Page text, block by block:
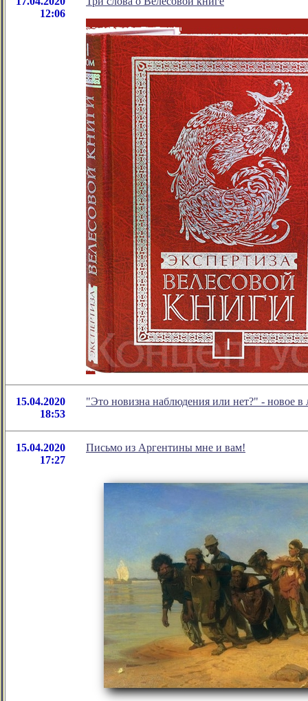
12:06
15.04.2020
18:53
"Это новизна наблюдения или нет?" - новое
15.04.2020
17:27
Письмо из Аргентины мне и вам!